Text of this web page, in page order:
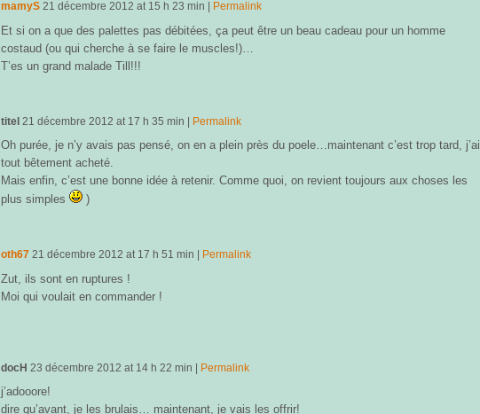
mamyS 21 décembre 2012 at 15 h 23 min Permalink
Et si on a que des palettes pas débitées, ça peut être un beau cadeau pour un homme
costaud (ou qui cherche à se faire le muscles!)…
T’es un grand malade Till!!!
titel 21 décembre 2012 at 17 h 35 min | Permalink
Oh purée, je n’y avais pas pensé, on en a plein près du poele…maintenant c’est trop tard, j’ai
tout bêtement acheté.
Mais enfin, c’est une bonne idée à retenir. Comme quoi, on revient toujours aux choses les
plus simples
)
oth67 21 décembre 2012 at 17 h 51 min Permalink
Zut, ils sont en ruptures !
Moi qui voulait en commander !
docH 23 décembre 2012 at 14 h 22 min | Permalink
j’adooore!
dire qu’avant, je les brulais… maintenant, je vais les offrir!